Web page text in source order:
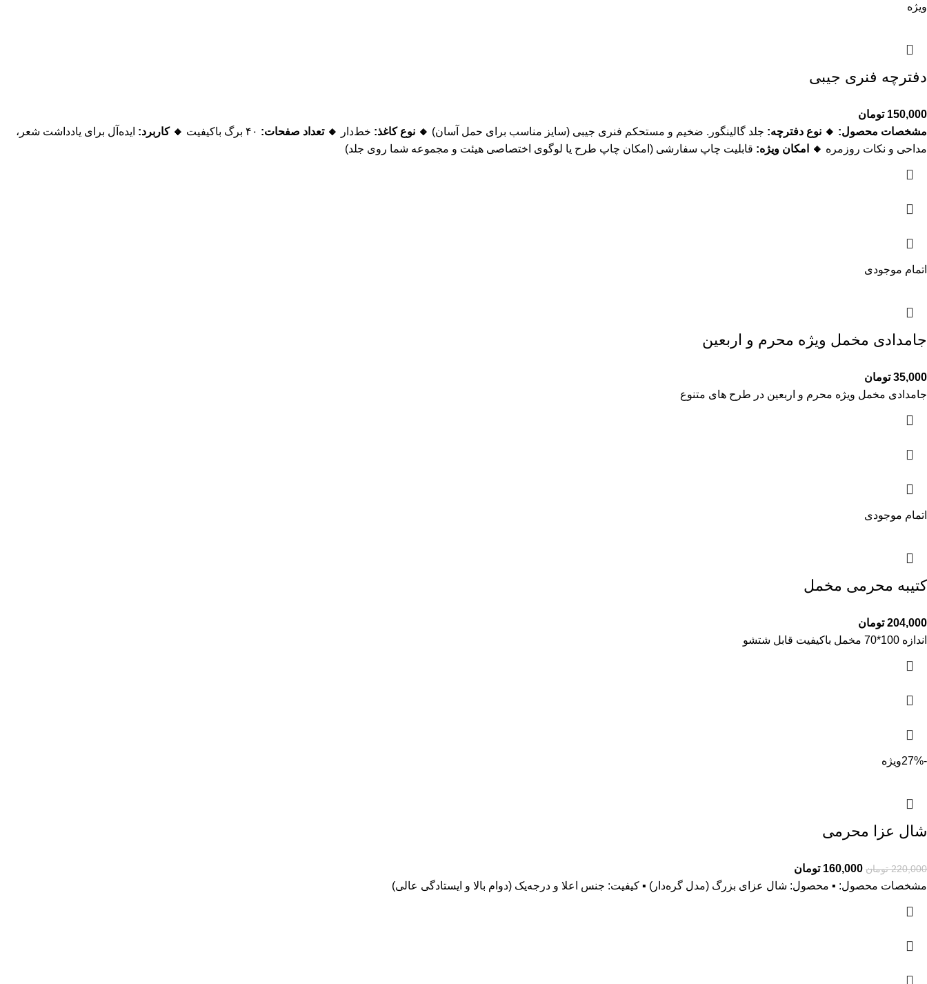
ویژه
دفترچه فنری جیبی
150,000 تومان
مشخصات محصول: 🔸 نوع دفترچه: جلد گالینگور. ضخیم و مستحکم فنری جیبی (سایز مناسب برای حمل آسان) 🔸 نوع کاغذ: خط‌دار 🔸 تعداد صفحات: 🔸 کاربرد: ایده‌آل برای یادداشت شعر،
مداحی و نکات روزمره 🔸 امکان ویژه: قابلیت چاپ سفارشی (امکان چاپ طرح یا لوگوی اختصاصی هیئت و مجموعه شما روی جلد)
اتمام موجودی
جامدادی مخمل ویژه محرم و اربعین
35,000 تومان
جامدادی مخمل ویژه محرم و اربعین در طرح های متنوع
اتمام موجودی
کتیبه محرمی مخمل
204,000 تومان
اندازه 100*70 مخمل باکیفیت قابل شتشو
-27% ویژه
شال عزا محرمی
220,000 تومان 160,000 تومان
مشخصات محصول: ▪️ محصول: شال عزای بزرگ (مدل گره‌دار) ▪️ کیفیت: جنس اعلا و درجه‌یک (دوام بالا و ایستادگی عالی)